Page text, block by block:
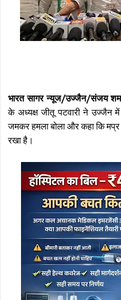
भारत सागर न्यूज/उज्जैन/संजय
के अध्यक्ष जीतू पटवारी ने उज्जैन
जमकर हमला बोला और कहा कि
रखा है।